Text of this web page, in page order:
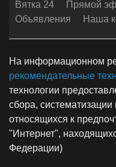
Вятка 24
Прямой
Объявления
Наша
На информационном
рекомендательные
технологии
сбора,
относящихся к
"Интернет",
Федерации)